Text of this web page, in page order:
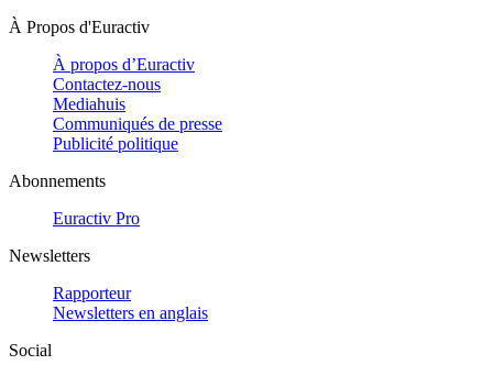
À Propos d'Euractiv
À propos d’Euractiv
Contactez-nous
Mediahuis
Communiqués de presse
Publicité politique
Abonnements
Euractiv Pro
Newsletters
Rapporteur
Newsletters en anglais
Social